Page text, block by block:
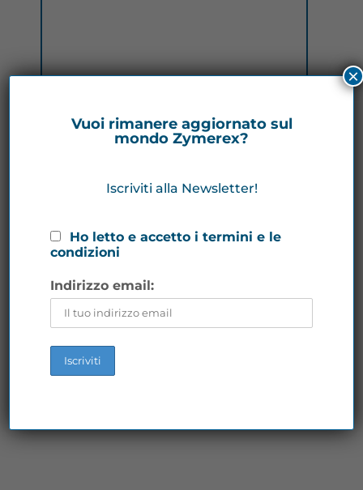
Vuoi rimanere aggiornato sul
mondo Zymerex?
Iscriviti alla Newsletter!
Ho letto e accetto i termini e le
condizioni
Indirizzo email:
×